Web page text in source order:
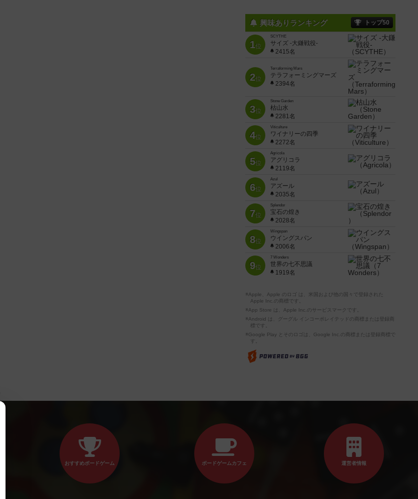
興味ありランキング トップ50
1位
SCYTHE
サイズ -大鎌戦役-
2415名
2位
Terraforming Mars
テラフォーミングマーズ
2394名
3位
Stone Garden
枯山水
2281名
4位
Viticulture
ワイナリーの四季
2272名
5位
Agricola
アグリコラ
2119名
6位
Azul
アズール
2035名
7位
Splendor
宝石の煌き
2028名
8位
Wingspan
ウイングスパン
2006名
9位
7 Wonders
世界の七不思議
1919名
※Apple、Apple のロゴ は、米国および他の国々で登録された
Apple Inc.の商標です。
※App Store は、Apple Inc.のサービスマークです。
※Android は、グーグル インコーポレイテッドの商標または登録商
標です。
※Google Play とそのロゴは、Google Inc.の商標または登録商標で
す。
おすすめボードゲーム ボードゲームカフェ 運営者情報